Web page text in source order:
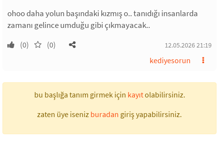
ohoo daha yolun başındaki kızmış o.. tanıdığı insanlarda
zamanı gelince umduğu gibi çıkmayacak..
(0) (0) 12.05.2026 21:19
kediyesorun
bu başlığa tanım girmek için kayıtolabilirsiniz.
zaten üye iseniz buradan giriş yapabilirsiniz.